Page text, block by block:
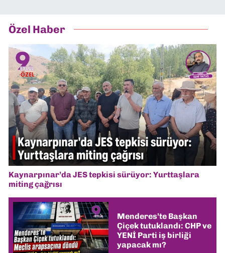
Özel Haber
Kaynarpınar’da JES tepkisi sürüyor: Yurttaşlara
miting çağrısı
Menderes’te Başkan
Çiçek tutuklandı: CHP ve
YENİ Parti iş birliği
yapacak mı?